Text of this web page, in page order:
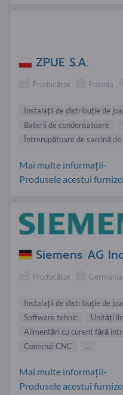
ZPUE S.A.
Producător Polonia
Instalaţii de distribuţie de
Baterii de condensatoare
Întrerupătoare de sarcină
Mai multe informații-
Produsele acestui
Siemens AG
Producător Germania
Instalaţii de distribuţie de
Software tehnic
Unităţi
Alimentări cu curent fără
Comenzi CNC
...
Mai multe informații-
Produsele acestui